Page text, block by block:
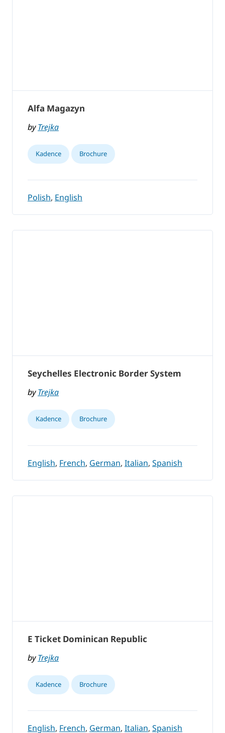
Alfa Magazyn
byTrejka
Kadence Brochure
Polish, English
Seychelles Electronic Border System
byTrejka
Kadence Brochure
English, French, German, Italian, Spanish
E Ticket Dominican Republic
byTrejka
Kadence Brochure
English, French, German, Italian, Spanish